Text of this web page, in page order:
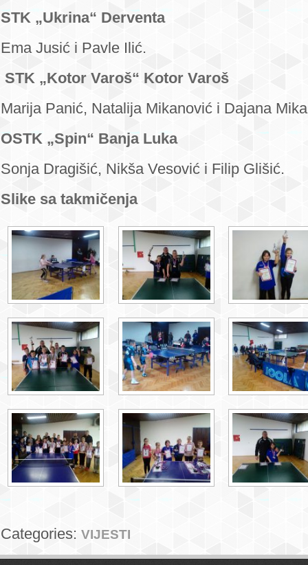
STK „Ukrina“ Derventa
Ema Jusić i Pavle Ilić.
STK „Kotor Varoš“ Kotor Varoš
Marija Panić, Natalija Mikanović i Dajana
OSTK „Spin“ Banja Luka
Sonja Dragišić, Nikša Vesović i Filip Glišić.
Slike sa takmičenja
Categories: VIJESTI